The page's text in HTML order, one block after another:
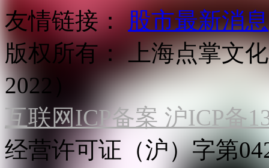
友情链接： 股市最新消息
版权所有：
上海点掌文
2022）
互联网ICP备案 沪ICP备
经营许可证（沪）字第